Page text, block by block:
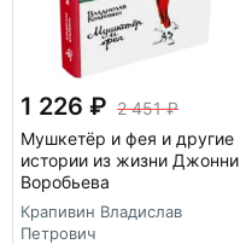
1 226
2 451
Мушкетёр и фея и другие
истории из жизни Джонни
Воробьева
Крапивин Владислав
Петрович